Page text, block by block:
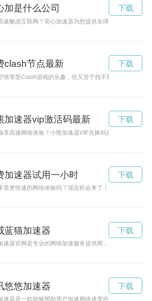
加是什么公司
速畅游互联网？安心加速器为您提供全球专线加速服务
下载
clash节点最新
情享受Clash游戏的乐趣，但又苦于找不到稳定的节点
下载
加速器vip激活码最新
享高速网络体验？小熊加速器VIP兑换码是您的不二选
下载
加速器试用一小时
受更快速的网络体验吗？现在机会来了！加速器推出3天
下载
蓝猫加速器
速器官网是专业的网络加速服务提供商，致力于为用户
下载
悠悠加速器
速器是一款能够帮助用户加速网络速度的工具，让用户
下载